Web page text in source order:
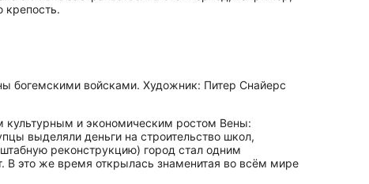
крепость.
богемскими войсками. Художник: Питер Снайерс
культурным и экономическим ростом Вены:
выделяли деньги на строительство школ,
реконструкцию) город стал одним
В это же время открылась знаменитая во всём мире